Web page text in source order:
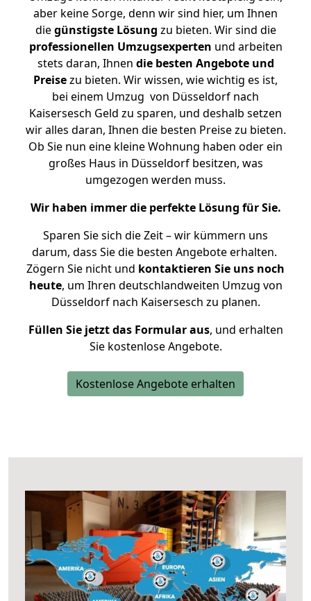
aber keine Sorge, denn wir sind hier, um Ihnen
diegünstigste Lösung zu bieten. Wir sind die
professionellen Umzugsexperten und arbeiten
stets daran, Ihnen die besten Angebote und
Preisezu bieten. Wir wissen, wie wichtig es ist,
bei einem Umzug von Düsseldorf nach
Kaisersesch Geld zu sparen, und deshalb setzen
wir alles daran, Ihnen die besten Preise zu bieten.
Ob Sie nun eine kleine Wohnung haben oder ein
großes Haus in Düsseldorf besitzen, was
umgezogen werden muss.
Wir haben immer die perfekte Lösung für Sie.
Sparen Sie sich die Zeit – wir kümmern uns
darum, dass Sie die besten Angebote erhalten.
Zögern Sie nicht und kontaktieren Sie uns noch
heute, um Ihren deutschlandweiten Umzug von
Düsseldorf nach Kaisersesch zu planen.
Füllen Sie jetzt das Formular aus, und erhalten
Sie kostenlose Angebote.
Kostenlose Angebote erhalten